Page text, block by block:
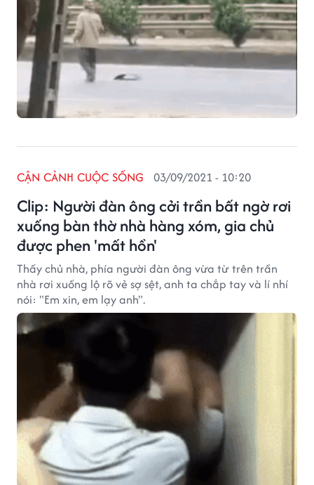
Clip: Người đàn ông cởi trần bất ngờ rơi
xuống bàn thờ nhà hàng xóm, gia chủ
được phen 'mất hồn'
CẬN CẢNH CUỘC SỐNG 03/09/2021 - 10:20
Thấy chủ nhà, phía người đàn ông vừa từ trên trần
nhà rơi xuống lộ rõ vẻ sợ sệt, anh ta chắp tay và lí nhí
nói: "Em xin, em lạy anh".